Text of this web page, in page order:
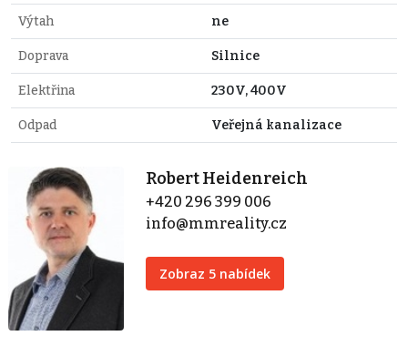
Výtah ne
Doprava Silnice
Elektřina 230V, 400V
Odpad Veřejná kanalizace
Robert Heidenreich
+420 296 399 006
info@mmreality.cz
Zobraz 5 nabídek